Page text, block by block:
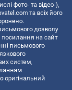
фото- та відео-),
та всіх його
дозволу
посилання на сайт
письмового
систем,
оригінальний